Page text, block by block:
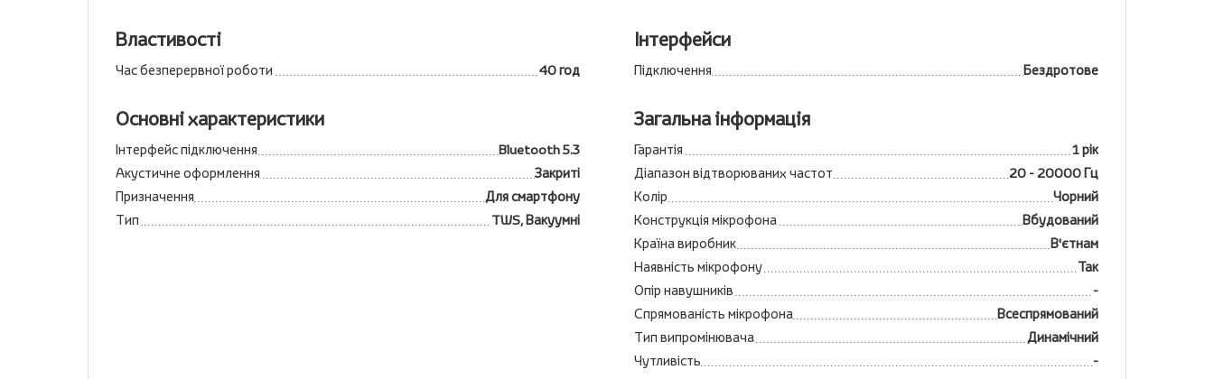
Властивості
Час безперервної роботи 40 год
Інтерфейси
Підключення Бездротове
Основні характеристики
Інтерфейс підключення
Bluetooth 5.3
Акустичне оформлення
Закриті
Призначення
Для смартфону
Тип
TWS, Вакуумні
Загальна інформація
Гарантія
1 рік
Діапазон відтворюваних частот
20 - 20000 Гц
Колір
Чорний
Конструкція мікрофона
Вбудований
Країна виробник
В'єтнам
Наявність мікрофону
Так
Опір навушників
-
Спрямованість мікрофона
Всеспрямований
Тип випромінювача
Динамічний
Чутливість
-